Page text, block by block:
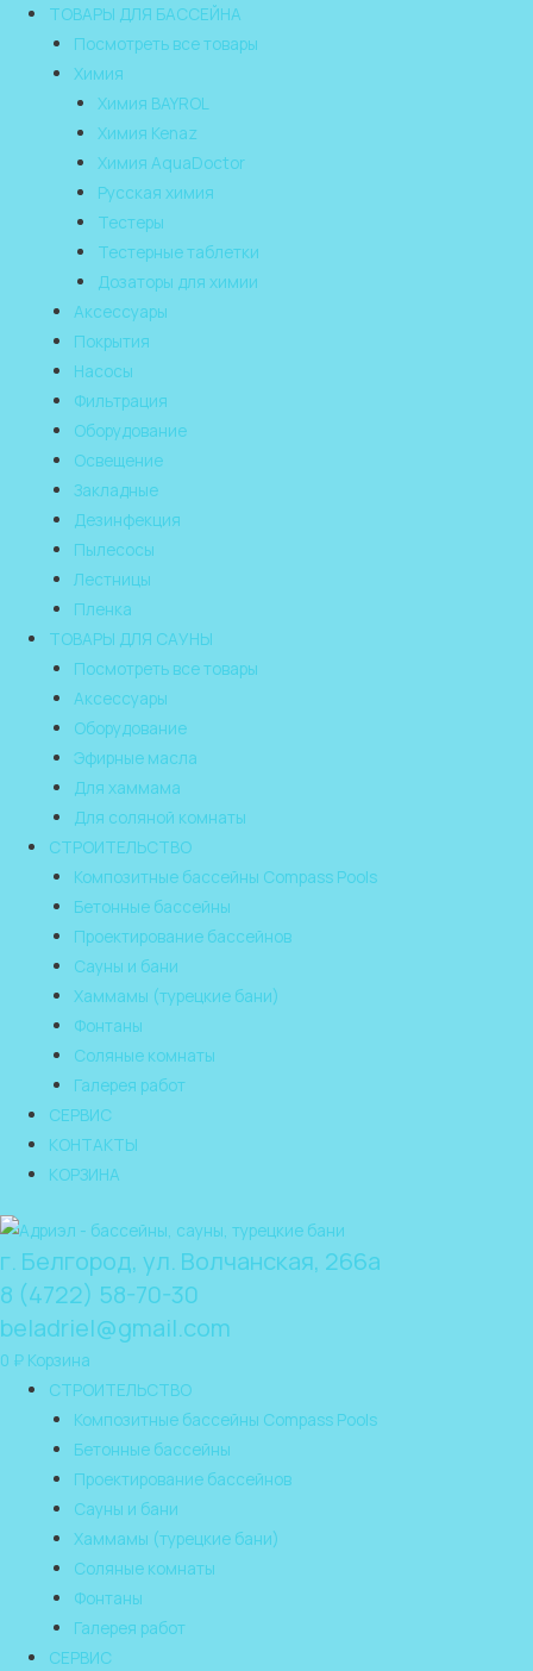
ТОВАРЫ ДЛЯ БАССЕЙНА
Посмотреть все товары
Химия
Химия BAYROL
Химия Kenaz
Химия AquaDoctor
Русская химия
Тестеры
Тестерные таблетки
Дозаторы для химии
Аксессуары
Покрытия
Насосы
Фильтрация
Оборудование
Освещение
Закладные
Дезинфекция
Пылесосы
Лестницы
Пленка
ТОВАРЫ ДЛЯ САУНЫ
Посмотреть все товары
Аксессуары
Оборудование
Эфирные масла
Для хаммама
Для соляной комнаты
СТРОИТЕЛЬСТВО
Композитные бассейны Compass Pools
Бетонные бассейны
Проектирование бассейнов
Сауны и бани
Хаммамы (турецкие бани)
Фонтаны
Соляные комнаты
Галерея работ
СЕРВИС
КОНТАКТЫ
КОРЗИНА
г. Белгород, ул. Волчанская, 266а
8 (4722) 58-70-30
beladriel@gmail.com
0 ₽ Корзина
СТРОИТЕЛЬСТВО
Композитные бассейны Compass Pools
Бетонные бассейны
Проектирование бассейнов
Сауны и бани
Хаммамы (турецкие бани)
Соляные комнаты
Фонтаны
Галерея работ
СЕРВИС